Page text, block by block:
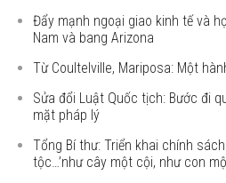
Đẩy mạnh ngoại giao kinh tế và
Nam và bang Arizona
Từ Coultelville, Mariposa: Một
Sửa đổi Luật Quốc tịch: Bước đi
mặt pháp lý
Tổng Bí thư: Triển khai chính
tộc…’như cây một cội, như con